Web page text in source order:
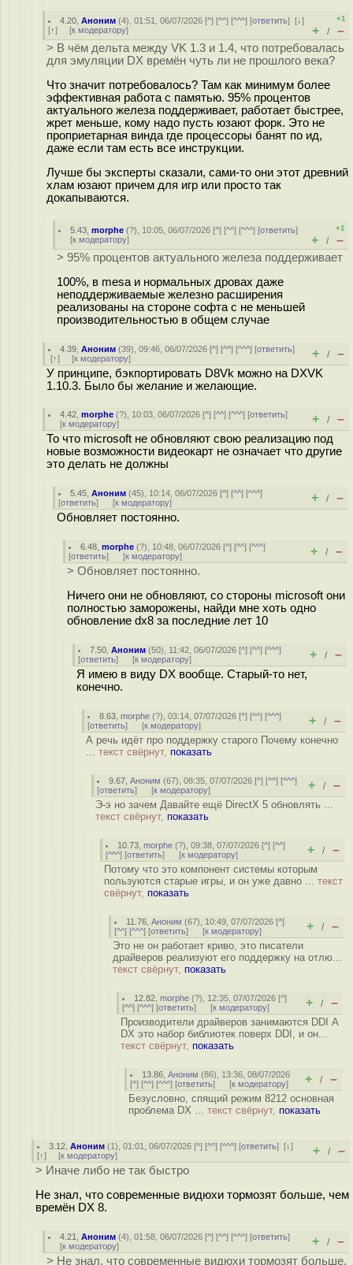
4.20 ,Аноним (4), 01:51, 06/07/2026 [^] [^^] [^^^] [ответить][↓]
[↑] [к модератору]
+1
+ / –
> В чём дельта между VK 1.3 и 1.4, что потребовалась
для эмуляции DX времён чуть ли не прошлого века?
Что значит потребовалось? Там как минимум более
эффективная работа с памятью. 95% процентов
актуального железа поддерживает, работает быстрее,
жрет меньше, кому надо пусть юзают форк. Это не
проприетарная винда где процессоры банят по ид,
даже если там есть все инструкции.
Лучше бы эксперты сказали, сами-то они этот древний
хлам юзают причем для игр или просто так
докапываются.
5.43 ,morphe (?), 10:05, 06/07/2026 [^] [^^] [^^^] [ответить]
[к модератору]
+1
+ / –
> 95% процентов актуального железа поддерживает
100%, в mesa и нормальных дровах даже
неподдерживаемые железно расширения
реализованы на стороне софта с не меньшей
производительностью в общем случае
4.39 ,Аноним (39), 09:46, 06/07/2026 [^] [^^] [^^^] [ответить]
[↑] [к модератору] + / –
У принципе, бэкпортировать D8Vk можно на DXVK
1.10.3. Было бы желание и желающие.
4.42 ,morphe (?), 10:03, 06/07/2026 [^] [^^] [^^^] [ответить]
[к модератору] + / –
То что microsoft не обновляют свою реализацию под
новые возможности видеокарт не означает что другие
это делать не должны
5.45 ,Аноним (45), 10:14, 06/07/2026 [^] [^^] [^^^]
[ответить] [к модератору] + / –
Обновляет постоянно.
6.48 ,morphe (?), 10:48, 06/07/2026 [^] [^^] [^^^]
[ответить] [к модератору] + / –
> Обновляет постоянно.
Ничего они не обновляют, со стороны microsoft они
полностью заморожены, найди мне хоть одно
обновление dx8 за последние лет 10
7.50 ,Аноним (50), 11:42, 06/07/2026 [^] [^^] [^^^]
[ответить] [к модератору] + / –
Я имею в виду DX вообще. Старый-то нет,
конечно.
8.63 ,morphe (?), 03:14, 07/07/2026 [^] [^^] [^^^]
[ответить] [к модератору] + / –
А речь идёт про поддержку старого Почему конечно
... текст свёрнут, показать
9.67 ,Аноним (67), 08:35, 07/07/2026 [^] [^^] [^^^]
[ответить] [к модератору] + / –
Э-э но зачем Давайте ещё DirectX 5 обновлять ...
текст свёрнут, показать
10.73 ,morphe (?), 09:38, 07/07/2026 [^] [^^]
[^^^] [ответить] [к модератору] + / –
Потому что это компонент системы которым
пользуются старые игры, и он уже давно ... текст
свёрнут, показать
11.76 ,Аноним (67), 10:49, 07/07/2026 [^]
[^^] [^^^] [ответить] [к модератору] + / –
Это не он работает криво, это писатели
драйверов реализуют его поддержку на отлю...
текст свёрнут, показать
12.82 ,morphe (?), 12:35, 07/07/2026 [^]
[^^] [^^^] [ответить] [к модератору] + / –
Производители драйверов занимаются DDI А
DX это набор библиотек поверх DDI, и он...
текст свёрнут, показать
13.86 ,Аноним (86), 13:36, 08/07/2026
[^] [^^] [^^^] [ответить] [к модератору] + / –
Безусловно, спящий режим 8212 основная
проблема DX ... текст свёрнут, показать
3.12 ,Аноним (1), 01:01, 06/07/2026 [^] [^^] [^^^] [ответить][↓]
[↑] [к модератору] + / –
> Иначе либо не так быстро
Не знал, что современные видюхи тормозят больше, чем
времён DX 8.
4.21 ,Аноним (4), 01:58, 06/07/2026 [^] [^^] [^^^] [ответить]
[к модератору] + / –
> Не знал, что современные видюхи тормозят больше,